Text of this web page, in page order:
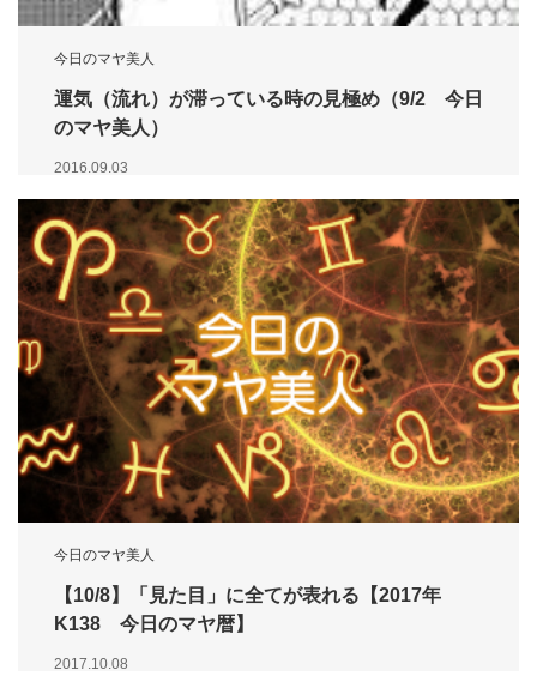
今日のマヤ美人
運気（流れ）が滞っている時の見極め（9/2 今日
のマヤ美人）
2016.09.03
今日のマヤ美人
【10/8】「見た目」に全てが表れる【2017年
K138 今日のマヤ暦】
2017.10.08